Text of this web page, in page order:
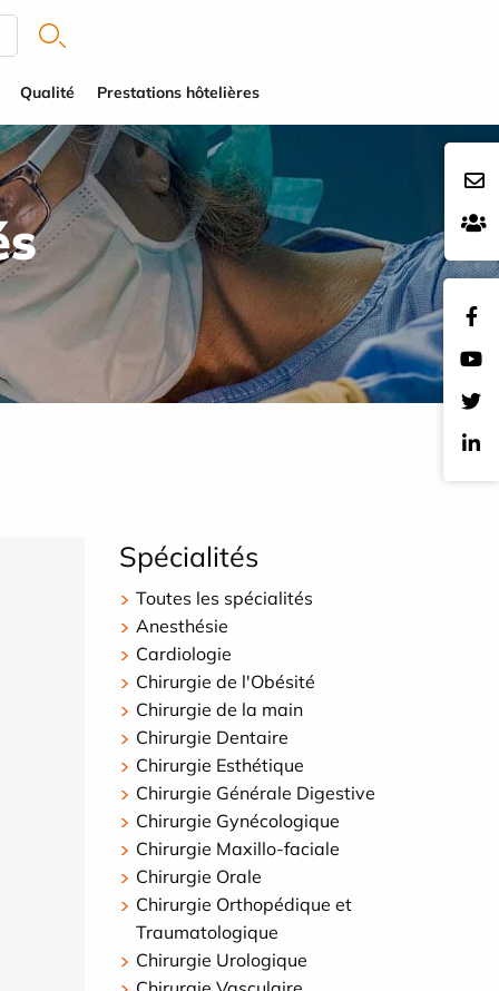
Qualité Prestations hôtelières
Spécialités
Toutes les spécialités
Anesthésie
Cardiologie
Chirurgie de l'Obésité
Chirurgie de la main
Chirurgie Dentaire
Chirurgie Esthétique
Chirurgie Générale Digestive
Chirurgie Gynécologique
Chirurgie Maxillo-faciale
Chirurgie Orale
Chirurgie Orthopédique et
Traumatologique
Chirurgie Urologique